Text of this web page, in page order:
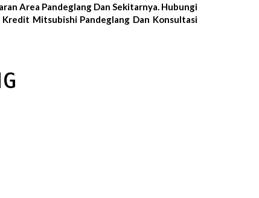
Area Pandeglang Dan Sekitarnya. Hubungi
Mitsubishi Pandeglang Dan Konsultasi